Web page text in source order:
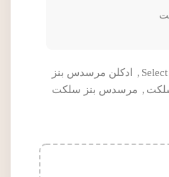
,
ادکلن مرسدس بنز
, مرسدس بنز سلکت